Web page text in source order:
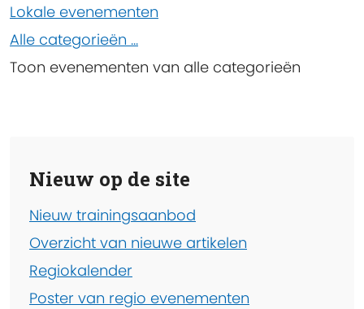
Lokale evenementen
Alle categorieën ...
Toon evenementen van alle categorieën
Nieuw op de site
Nieuw trainingsaanbod
Overzicht van nieuwe artikelen
Regiokalender
Poster van regio evenementen